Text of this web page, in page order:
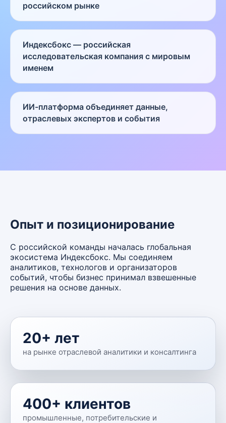
российском рынке
Индексбокс — российская
исследовательская компания с мировым
именем
ИИ-платформа объединяет данные,
отраслевых экспертов и события
Опыт и позиционирование
С российской команды началась глобальная
экосистема Индексбокс. Мы соединяем
аналитиков, технологов и организаторов
событий, чтобы бизнес принимал взвешенные
решения на основе данных.
20+ лет
на рынке отраслевой аналитики и консалтинга
400+ клиентов
промышленные, потребительские и